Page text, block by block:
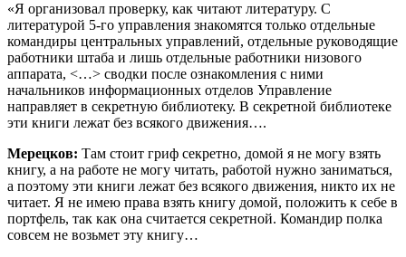
«Я организовал проверку, как читают литературу. С
литературой 5-го управления знакомятся только отдельные
командиры центральных управлений, отдельные руководящие
работники штаба и лишь отдельные работники низового
аппарата, <…> сводки после ознакомления с ними
начальников информационных отделов Управление
направляет в секретную библиотеку. В секретной библиотеке
эти книги лежат без всякого движения….
Мерецков: Там стоит гриф секретно, домой я не могу взять
книгу, а на работе не могу читать, работой нужно заниматься,
а поэтому эти книги лежат без всякого движения, никто их не
читает. Я не имею права взять книгу домой, положить к себе в
портфель, так как она считается секретной. Командир полка
совсем не возьмет эту книгу…